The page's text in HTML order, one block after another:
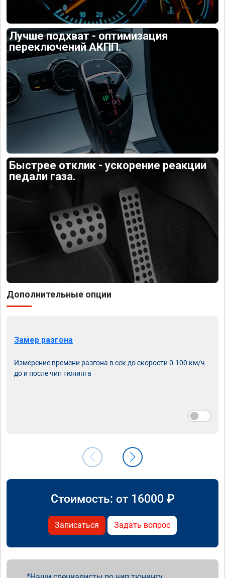
Лучше подхват - оптимизация
переключений АКПП.
Быстрее отклик - ускорение реакции
педали газа.
Дополнительные опции
Замер разгона
Измерение времени разгона в сек до скорости 0-100 км/ч
до и после чип тюнинга
Стоимость: от 16000 ₽
Записаться Задать вопрос